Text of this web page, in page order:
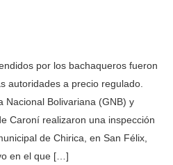
por los bachaqueros fueron
autoridades a precio regulado.
Nacional Bolivariana (GNB) y
Caroní realizaron una inspección
de Chirica, en San Félix,
en el que […]